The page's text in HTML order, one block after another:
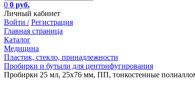
0 0 руб.
Личный кабинет
Войти / Регистрация
Главная страница
Каталог
Медицина
Пластик, стекло, принадлежности
Пробирки и бутыли для центрифугирования
Пробирки 25 мл, 25х76 мм, ПП, тонкостенные